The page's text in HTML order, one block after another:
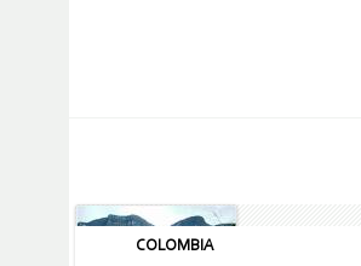
COLOMBIA